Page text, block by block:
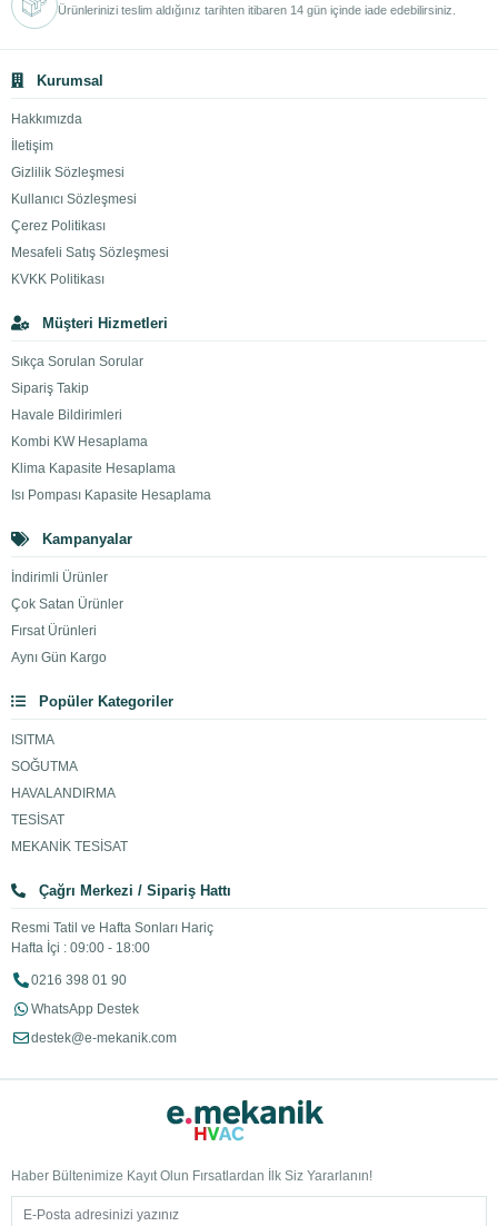
Ürünlerinizi teslim aldığınız tarihten itibaren 14 gün içinde iade edebilirsiniz.
Kurumsal
Hakkımızda
İletişim
Gizlilik Sözleşmesi
Kullanıcı Sözleşmesi
Çerez Politikası
Mesafeli Satış Sözleşmesi
KVKK Politikası
Müşteri Hizmetleri
Sıkça Sorulan Sorular
Sipariş Takip
Havale Bildirimleri
Kombi KW Hesaplama
Klima Kapasite Hesaplama
Isı Pompası Kapasite Hesaplama
Kampanyalar
İndirimli Ürünler
Çok Satan Ürünler
Fırsat Ürünleri
Aynı Gün Kargo
Popüler Kategoriler
ISITMA
SOĞUTMA
HAVALANDIRMA
TESİSAT
MEKANİK TESİSAT
Çağrı Merkezi / Sipariş Hattı
Resmi Tatil ve Hafta Sonları Hariç
Hafta İçi : 09:00 - 18:00
0216 398 01 90
WhatsApp Destek
destek@e-mekanik.com
Haber Bültenimize Kayıt Olun Fırsatlardan İlk Siz Yararlanın!